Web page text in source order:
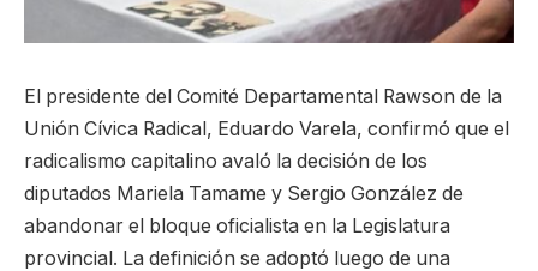
El presidente del Comité Departamental Rawson de la
Unión Cívica Radical, Eduardo Varela, confirmó que el
radicalismo capitalino avaló la decisión de los
diputados Mariela Tamame y Sergio González de
abandonar el bloque oficialista en la Legislatura
provincial. La definición se adoptó luego de una